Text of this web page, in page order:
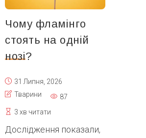
Чому фламінго
стоять на одній
нозі?
31 Липня, 2026
Тварини
87
3 хв читати
Дослідження показали,